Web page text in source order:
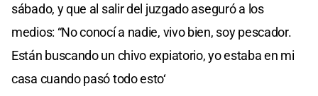
sábado, y que al salir del juzgado aseguró a los
medios: “No conocí a nadie, vivo bien, soy pescador.
Están buscando un chivo expiatorio, yo estaba en mi
casa cuando pasó todo esto‘